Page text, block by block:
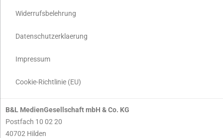
Widerrufsbelehrung
Datenschutzerklaerung
Impressum
Cookie-Richtlinie (EU)
B&L MedienGesellschaft mbH & Co. KG
Postfach 10 02 20
40702 Hilden